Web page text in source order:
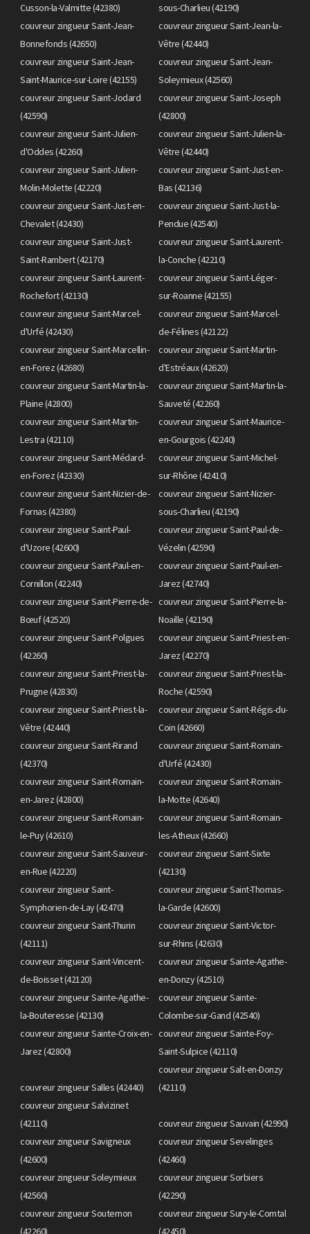
Cusson-la-Valmitte (42380)
sous-Charlieu (42190)
couvreur zingueur Saint-Jean-
Bonnefonds (42650)
couvreur zingueur Saint-Jean-la-
Vêtre (42440)
couvreur zingueur Saint-Jean-
Saint-Maurice-sur-Loire (42155)
couvreur zingueur Saint-Jean-
Soleymieux (42560)
couvreur zingueur Saint-Jodard
(42590)
couvreur zingueur Saint-Joseph
(42800)
couvreur zingueur Saint-Julien-
d'Oddes (42260)
couvreur zingueur Saint-Julien-la-
Vêtre (42440)
couvreur zingueur Saint-Julien-
Molin-Molette (42220)
couvreur zingueur Saint-Just-en-
Bas (42136)
couvreur zingueur Saint-Just-en-
Chevalet (42430)
couvreur zingueur Saint-Just-la-
Pendue (42540)
couvreur zingueur Saint-Just-
Saint-Rambert (42170)
couvreur zingueur Saint-Laurent-
la-Conche (42210)
couvreur zingueur Saint-Laurent-
Rochefort (42130)
couvreur zingueur Saint-Léger-
sur-Roanne (42155)
couvreur zingueur Saint-Marcel-
d'Urfé (42430)
couvreur zingueur Saint-Marcel-
de-Félines (42122)
couvreur zingueur Saint-Marcellin-
en-Forez (42680)
couvreur zingueur Saint-Martin-
d'Estréaux (42620)
couvreur zingueur Saint-Martin-la-
Plaine (42800)
couvreur zingueur Saint-Martin-la-
Sauveté (42260)
couvreur zingueur Saint-Martin-
Lestra (42110)
couvreur zingueur Saint-Maurice-
en-Gourgois (42240)
couvreur zingueur Saint-Médard-
en-Forez (42330)
couvreur zingueur Saint-Michel-
sur-Rhône (42410)
couvreur zingueur Saint-Nizier-de-
Fornas (42380)
couvreur zingueur Saint-Nizier-
sous-Charlieu (42190)
couvreur zingueur Saint-Paul-
d'Uzore (42600)
couvreur zingueur Saint-Paul-de-
Vézelin (42590)
couvreur zingueur Saint-Paul-en-
Cornillon (42240)
couvreur zingueur Saint-Paul-en-
Jarez (42740)
couvreur zingueur Saint-Pierre-de-
Bœuf (42520)
couvreur zingueur Saint-Pierre-la-
Noaille (42190)
couvreur zingueur Saint-Polgues
(42260)
couvreur zingueur Saint-Priest-en-
Jarez (42270)
couvreur zingueur Saint-Priest-la-
Prugne (42830)
couvreur zingueur Saint-Priest-la-
Roche (42590)
couvreur zingueur Saint-Priest-la-
Vêtre (42440)
couvreur zingueur Saint-Régis-du-
Coin (42660)
couvreur zingueur Saint-Rirand
(42370)
couvreur zingueur Saint-Romain-
d'Urfé (42430)
couvreur zingueur Saint-Romain-
en-Jarez (42800)
couvreur zingueur Saint-Romain-
la-Motte (42640)
couvreur zingueur Saint-Romain-
le-Puy (42610)
couvreur zingueur Saint-Romain-
les-Atheux (42660)
couvreur zingueur Saint-Sauveur-
en-Rue (42220)
couvreur zingueur Saint-Sixte
(42130)
couvreur zingueur Saint-
Symphorien-de-Lay (42470)
couvreur zingueur Saint-Thomas-
la-Garde (42600)
couvreur zingueur Saint-Thurin
(42111)
couvreur zingueur Saint-Victor-
sur-Rhins (42630)
couvreur zingueur Saint-Vincent-
de-Boisset (42120)
couvreur zingueur Sainte-Agathe-
en-Donzy (42510)
couvreur zingueur Sainte-Agathe-
la-Bouteresse (42130)
couvreur zingueur Sainte-
Colombe-sur-Gand (42540)
couvreur zingueur Sainte-Croix-en-
Jarez (42800)
couvreur zingueur Sainte-Foy-
Saint-Sulpice (42110)
couvreur zingueur Salles (42440)
couvreur zingueur Salt-en-Donzy
(42110)
couvreur zingueur Salvizinet
(42110)
couvreur zingueur Sauvain (42990)
couvreur zingueur Savigneux
(42600)
couvreur zingueur Sevelinges
(42460)
couvreur zingueur Soleymieux
(42560)
couvreur zingueur Sorbiers
(42290)
couvreur zingueur Souternon
(42260)
couvreur zingueur Sury-le-Comtal
(42450)